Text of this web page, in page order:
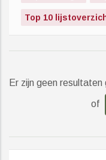
Top 10
Er zijn geen
of